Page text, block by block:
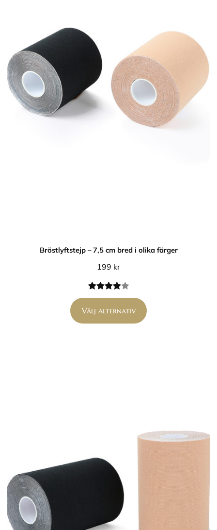
Bröstlyftstejp – 7,5 cm bred i olika färger
199 kr
Betygsatt
4.00av 5
1
Välj alternativ